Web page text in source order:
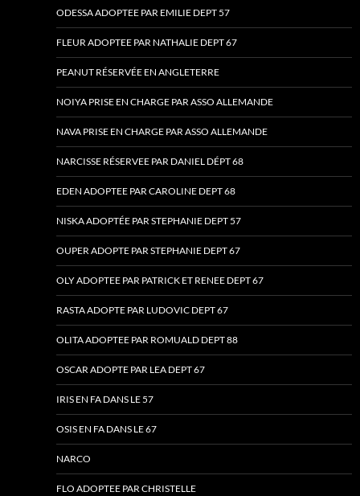
ODESSA ADOPTEE PAR EMILIE DEPT 57
FLEUR ADOPTEE PAR NATHALIE DEPT 67
PEANUT RÉSERVÉE EN ANGLETERRE
NOIYA PRISE EN CHARGE PAR ASSO ALLEMANDE
NAVA PRISE EN CHARGE PAR ASSO ALLEMANDE
NARCISSE RÉSERVEE PAR DANIEL DÉPT 68
EDEN ADOPTEE PAR CAROLINE DEPT 68
NISKA ADOPTÉE PAR STEPHANIE DEPT 57
OUPER ADOPTE PAR STEPHANIE DEPT 67
OLY ADOPTEE PAR PATRICK ET RENEE DEPT 67
RASTA ADOPTE PAR LUDOVIC DEPT 67
OLITA ADOPTEE PAR ROMUALD DEPT 88
OSCAR ADOPTE PAR LEA DEPT 67
IRIS EN FA DANS LE 57
OSIS EN FA DANS LE 67
NARCO
FLO ADOPTEE PAR CHRISTELLE